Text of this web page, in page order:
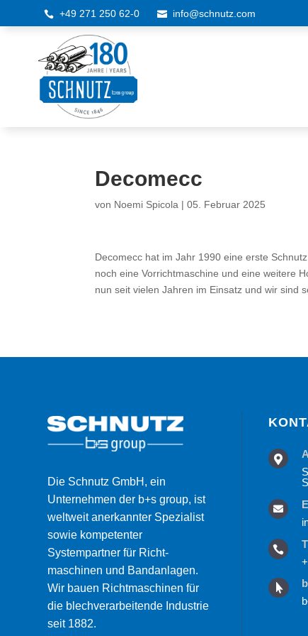
 +49 271 250 62-0  info@schnutz.com
Decomecc
von Noemi Spicola |05. Februar 2025
Decomecc hat im Jahr 1990 eine erste
noch eine Vorrichtmaschine und eine weitere
nun seit vielen Jahren im Einsatz und wir sind
Die Schnutz GmbH, ein
Unternehmen der b+s group, ist
weltweit anerkannter Spezialist
sowie kompetenter
Systempartner für Richt­
maschinen und Bandanlagen.
Wir bauen Richtmaschinen für
die blechverarbeitende Industrie
seit 1882.



